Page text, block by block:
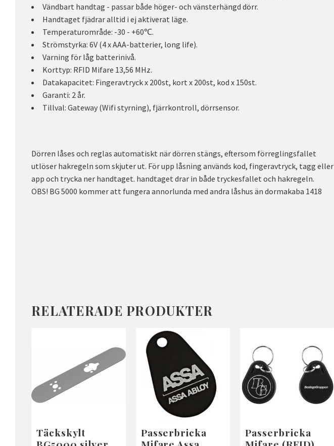
Vändbart handtag - passar både höger- och vänsterhängd dörr.
Handtaget fjädrar alltid i ej aktiverat läge.
Temperaturområde: -30 - +60℃.
Strömstyrka: 6V (4 x AAA-batterier, long life).
Varning för låg batterinivå.
Korttyp: RFID Mifare 13,56 MHz.
Datakapacitet: Fingeravtryck x 200st, kort x 200st, kod x 150st.
Garanti: 2 år.
Tillval: Gateway (Wifi styrning), fjärrkontroll, dörrsensor.
Dörren låses och reglas automatiskt när dörren stängs, eftersom förreglingsfallet
utlöser hakregeln som skjuter ut. För upp låsning används kod, fingeravtryck, tagg eller
app och trycka ner handtaget. handtaget drar in både tryckesfallet och hakregeln.
OBS! BG 5000 kommer att fungera annorlunda med andra låshus än dormakaba 1418
RELATERADE PRODUKTER
Täckskylt
Passerbricka
Passerbricka